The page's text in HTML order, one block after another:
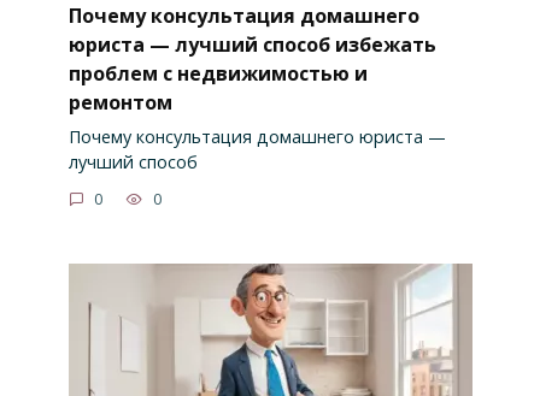
Почему консультация домашнего
юриста — лучший способ избежать
проблем с недвижимостью и
ремонтом
Почему консультация домашнего юриста —
лучший способ
0 0